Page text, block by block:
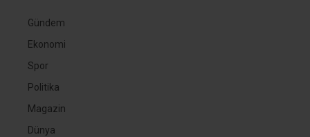
Gündem
Ekonomi
Spor
Politika
Magazin
Dünya